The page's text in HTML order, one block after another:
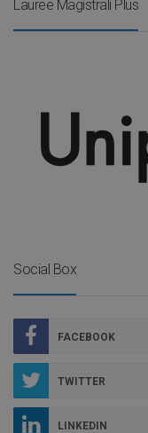
Lauree Magistrali Plus
Social Box
FACEBOOK
TWITTER
LINKEDIN